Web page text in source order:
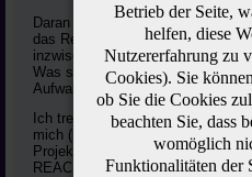
Daran ändert auch nichts
das Rentenalter, das ich
inzwischen erreicht habe.
Was sich ändert ist der
Aufwand.
Ich trete kürzer und befasse
mich (nur) noch mit
Projekten zu EMAS -
REACH - Nachhaltigkeit.
Betrieb der Seite,
helfen, diese
Nutzererfahrung zu
Cookies). Sie
ob Sie die Cookies
beachten Sie, dass
womöglich
Funktionalitäten der